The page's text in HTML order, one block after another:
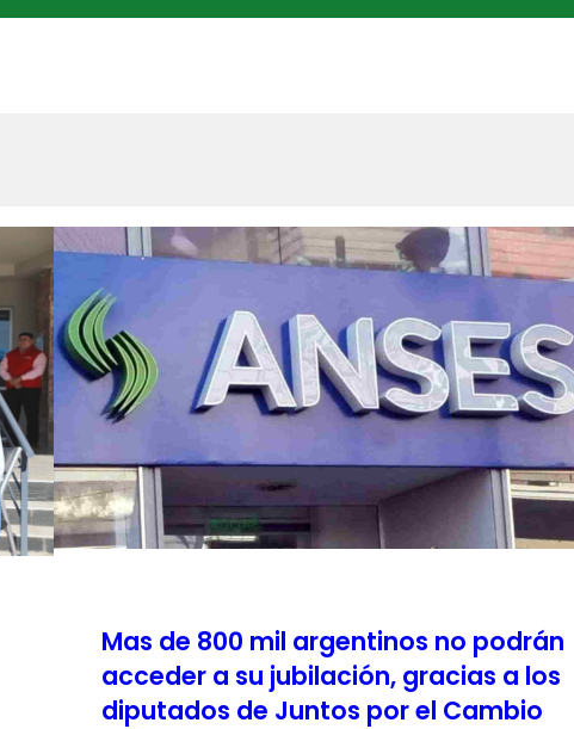
Mas de 800 mil argentinos no podrán
acceder a su jubilación, gracias a los
diputados de Juntos por el Cambio